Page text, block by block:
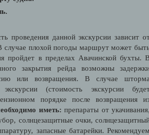
проведения данной экскурсии зависит
случае плохой погоды маршрут может
пройдет в пределах Авачинской бухты.
закрытия рейда возможны
или возвращения. В случае
(стоимость экскурсии
порядке после возвращения
иметь: препараты от
солнцезащитные очки,
запасные батарейки.